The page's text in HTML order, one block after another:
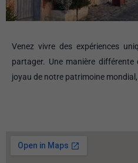
Venez vivre des expériences
partager. Une manière
joyau de notre patrimoine